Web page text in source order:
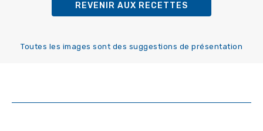
REVENIR AUX RECETTES
Toutes les images sont des suggestions de présentation